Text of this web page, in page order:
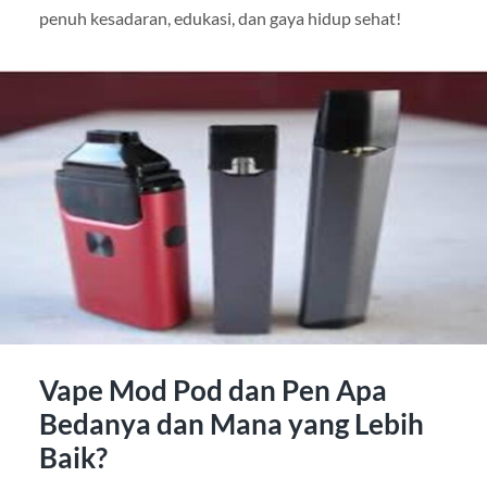
penuh kesadaran, edukasi, dan gaya hidup sehat!
Vape Mod Pod dan Pen Apa
Bedanya dan Mana yang Lebih
Baik?